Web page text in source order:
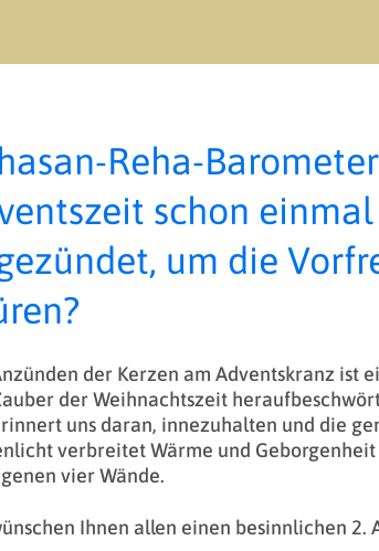
Reha-
schon
um die
der Kerzen am Adventskranz ist
der Weihnachtszeit
uns daran, innezuhalten und die
verbreitet Wärme und
vier Wände.
Ihnen allen einen besinnlichen 2.